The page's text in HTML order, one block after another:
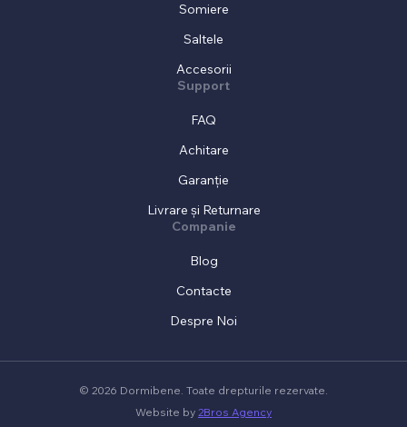
Somiere
Saltele
Accesorii
Support
FAQ
Achitare
Garanție
Livrare și Returnare
Companie
Blog
Contacte
Despre Noi
© 2026 Dormibene. Toate drepturile rezervate.
Website by 2Bros Agency